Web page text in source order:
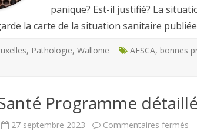
panique? Est-il justifié? La
la carte de la situation sanitaire publiée
, Pathologie, Wallonie AFSCA, bonnes
Programme
27 septembre 2023 Commentaires fermés